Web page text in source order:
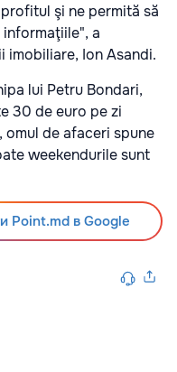
şi ne permită să
a
Ion Asandi.
lui Petru Bondari,
30 de euro pe zi
omul de afaceri spune
weekendurile sunt
Point.md в Google